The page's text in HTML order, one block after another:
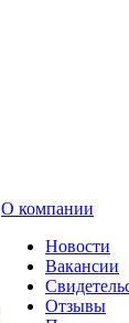
О компании
Новости
Вакансии
Отзывы